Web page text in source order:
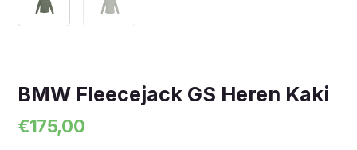
BMW Fleecejack GS Heren Kaki
€175,00